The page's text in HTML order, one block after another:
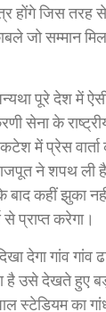
होंगे जिस
जो सम्मान
पूरे देश में
सेना के
में प्रेस
ने शपथ ली
बाद कहीं झुका
से प्राप्त करेगा।
देगा गांव गांव
है उसे देखते हुए
स्टेडियम का